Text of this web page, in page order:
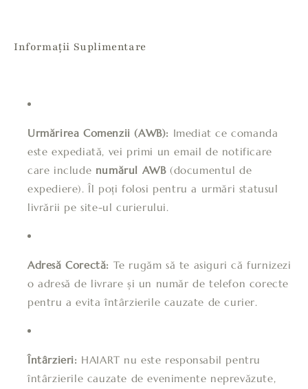
Informații Suplimentare
Urmărirea Comenzii (AWB): Imediat ce comanda
este expediată, vei primi un email de notificare
care include numărul AWB (documentul de
expediere). Îl poți folosi pentru a urmări statusul
livrării pe site-ul curierului.
Adresă Corectă: Te rugăm să te asiguri că furnizezi
o adresă de livrare și un număr de telefon corecte
pentru a evita întârzierile cauzate de curier.
Întârzieri: HAIART nu este responsabil pentru
întârzierile cauzate de evenimente neprevăzute,